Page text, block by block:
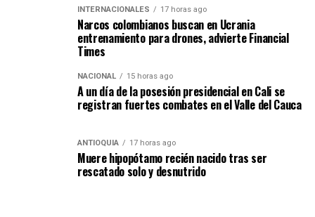
INTERNACIONALES 17 horas ago
Narcos colombianos buscan en Ucrania
entrenamiento para drones, advierte Financial
Times
NACIONAL 15 horas ago
A un día de la posesión presidencial en Cali se
registran fuertes combates en el Valle del Cauca
ANTIOQUIA 17 horas ago
Muere hipopótamo recién nacido tras ser
rescatado solo y desnutrido